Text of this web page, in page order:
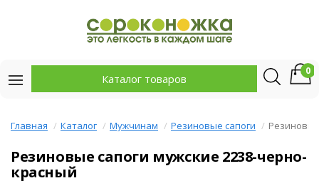
Каталог товаров
0
Главная Каталог Мужчинам Резиновые сапоги
Резиновые сапоги мужские 2238-черно-
красный